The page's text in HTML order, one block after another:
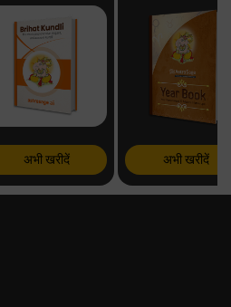
अभी खरीदें अभी खरीदें